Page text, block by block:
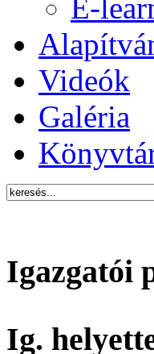
E-
Videók
Galéria
Igazgatói
Ig.